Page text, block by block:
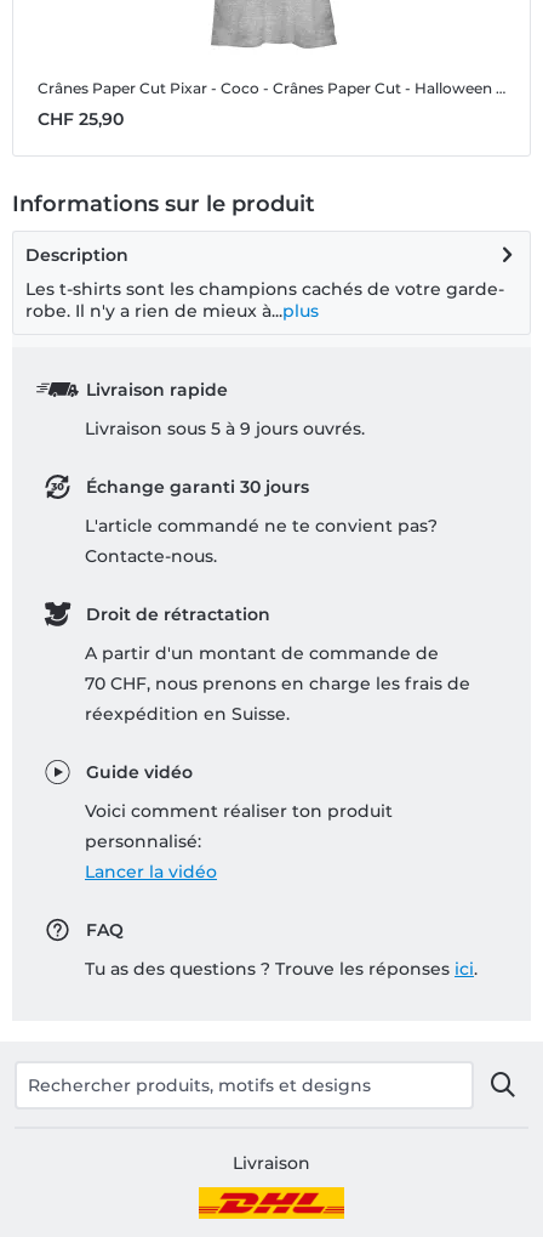
Crânes Paper Cut Pixar - Coco - Crânes Paper Cut - Halloween - Femme T-shirt
CHF 25,90
Informations sur le produit
Description
Les t-shirts sont les champions cachés de votre garde-
robe. Il n'y a rien de mieux à...plus
Livraison rapide
Livraison sous 5 à 9 jours ouvrés.
Échange garanti 30 jours
L'article commandé ne te convient pas?
Contacte-nous.
Droit de rétractation
A partir d'un montant de commande de
70 CHF, nous prenons en charge les frais de
réexpédition en Suisse.
Guide vidéo
Voici comment réaliser ton produit
personnalisé:
Lancer la vidéo
FAQ
Tu as des questions ? Trouve les réponses ici.
Livraison